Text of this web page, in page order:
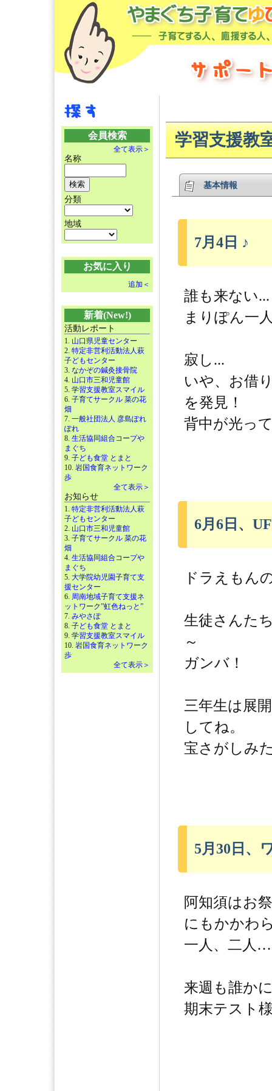
会員検索
全て表示＞
名称
分類
地域
お気に入り
追加＜
新着(New!)
活動レポート
1. 山口県児童センター
2. 特定非営利活動法人萩
子どもセンター
3. なかぞの鍼灸接骨院
4. 山口市三和児童館
5. 学習支援教室スマイル
6. 子育てサークル 菜の花
畑
7. 一般社団法人 彦島ぽれ
ぽれ
8. 生活協同組合コープや
まぐち
9. 子ども食堂 とまと
10. 岩国食育ネットワーク
歩
全て表示＞
お知らせ
1. 特定非営利活動法人萩
子どもセンター
2. 山口市三和児童館
3. 子育てサークル 菜の花
畑
4. 生活協同組合コープや
まぐち
5. 大学院幼児園子育て支
援センター
6. 周南地域子育て支援ネ
ットワーク”虹色ねっと”
7. みやさぽ
8. 子ども食堂 とまと
9. 学習支援教室スマイル
10. 岩国食育ネットワーク
歩
全て表示＞
学習支援教
基本情報
7月4日 ♪
誰も来ない...
まりぽん一
寂し...
いや、お借
を発見！
背中が光っ
6月6日、
ドラえもん
生徒さんた
～
ガンバ！
三年生は展
してね。
宝さがしみ
5月30日、
阿知須はお
にもかかわ
一人、二人
来週も誰か
期末テスト